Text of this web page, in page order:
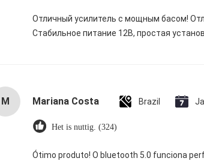
Отличный усилитель с мощным басом!
Стабильное питание 12В, простая
M Mariana Costa Brazil
Het is nuttig. (324)
Ótimo produto! O bluetooth 5.0 funciona